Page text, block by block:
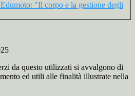
"Il corpo e la gestione degli
da questo utilizzati si avvalgono di
ed utili alle finalità illustrate nella